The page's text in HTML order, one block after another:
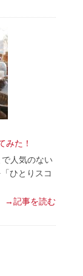
みた！
人気のない
ひとりスコ
→記事を読む